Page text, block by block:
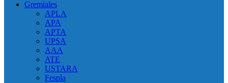
Gremiales
APLA
APA
APTA
UPSA
AAA
ATE
USTARA
Fespla